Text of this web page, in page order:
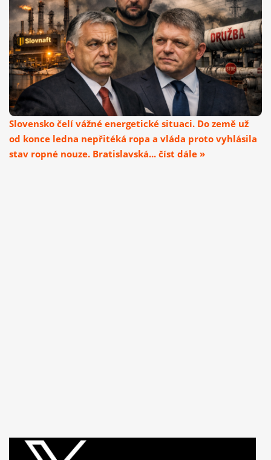
Slovensko čelí vážné energetické situaci. Do země už
od konce ledna nepřitéká ropa a vláda proto vyhlásila
stav ropné nouze. Bratislavská... číst dále »